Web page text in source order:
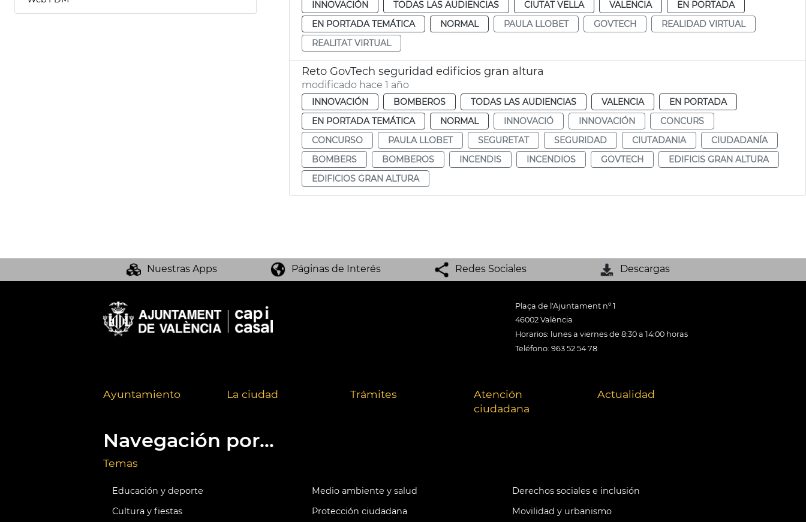
INNOVACIÓN TODAS LAS AUDIENCIAS CIUTAT VELLA VALENCIA
EN PORTADA
EN PORTADA TEMÁTICA
NORMAL PAULA LLOBET GOVTECH
REALIDAD VIRTUAL
REALITAT VIRTUAL
Reto GovTech seguridad edificios gran altura
modificado hace 1 año
INNOVACIÓN BOMBEROS TODAS LAS AUDIENCIAS VALENCIA
EN PORTADA
EN PORTADA TEMÁTICA
NORMAL INNOVACIÓ INNOVACIÓN
CONCURS
CONCURSO
PAULA LLOBET SEGURETAT SEGURIDAD CIUTADANIA
CIUDADANÍA
BOMBERS
BOMBEROS INCENDIS INCENDIOS GOVTECH
EDIFICIS GRAN ALTURA
EDIFICIOS GRAN ALTURA
Nuestras Apps Páginas de Interés Redes Sociales Descargas
Plaça de l'Ajuntament nº 1
46002 València
Horarios: lunes a viernes de 8:30 a 14:00 horas
Teléfono: 963 52 54 78
Ayuntamiento La ciudad Trámites
Atención
ciudadana
Actualidad
Navegación por...
Temas
Educación y deporte Medio ambiente y salud
Derechos sociales e inclusión
Cultura y fiestas
Protección ciudadana Movilidad y urbanismo